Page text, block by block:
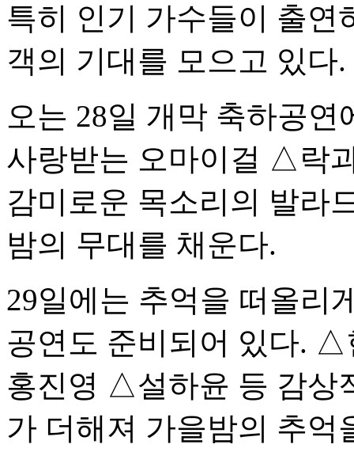
특히 인기 가수들이 출연
객의 기대를 모으고 있다.
오는 28일 개막 축하공
사랑받는 오마이걸 △락
감미로운 목소리의 발라
밤의 무대를 채운다.
29일에는 추억을 떠올리
공연도 준비되어 있다.
홍진영 △설하윤 등 감상
가 더해져 가을밤의 추억